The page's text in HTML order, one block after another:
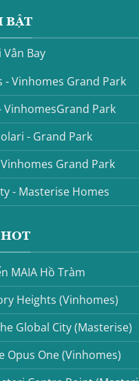
BẬT
Bay
- Vinhomes Grand Park
VinhomesGrand Park
- Grand Park
Grand Park
- Masterise Homes
MAIA Hồ Tràm
Heights (Vinhomes)
Global City (Masterise)
Opus One (Vinhomes)